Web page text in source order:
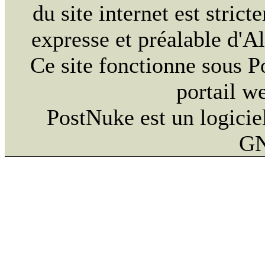
du site internet est
expresse et préalable
Ce site fonctionne sous
portail
PostNuke est un